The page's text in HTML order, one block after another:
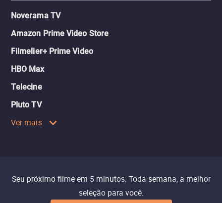
Noverama TV
Amazon Prime Video Store
Filmelier+ Prime Video
HBO Max
Telecine
Pluto TV
Ver mais
Seu próximo filme em 5 minutos. Toda semana, a melhor
seleção para você.